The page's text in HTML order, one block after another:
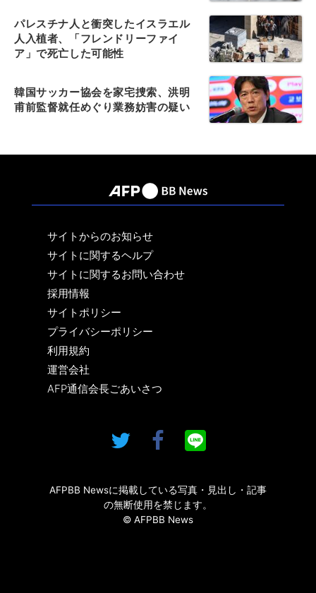
パレスチナ人と衝突したイスラエル
人入植者、「フレンドリーファイ
ア」で死亡した可能性
韓国サッカー協会を家宅捜索、洪明
甫前監督就任めぐり業務妨害の疑い
サイトからのお知らせ
サイトに関するヘルプ
サイトに関するお問い合わせ
採用情報
サイトポリシー
プライバシーポリシー
利用規約
運営会社
AFP通信会長ごあいさつ
AFPBB Newsに掲載している写真・見出し・記事
の無断使用を禁じます。
© AFPBB News